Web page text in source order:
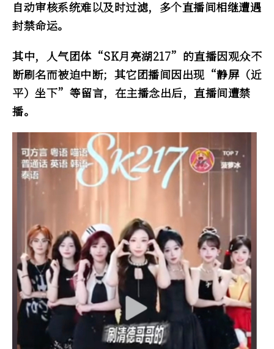
自动审核系统难以及时过滤，多个直播间相继遭遇
封禁命运。
其中，人气团体“SK月亮湖217”的直播因观众不
断刷名而被迫中断；其它团播间因出现“静屏（近
平）坐下”等留言，在主播念出后，直播间遭禁
播。